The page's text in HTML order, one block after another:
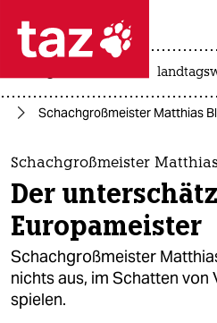
 taz zahl
taz zahl ich
themen
politik
öko
gesellschaft
Schachgroßmeister Matthias
Schachgroßmeister
Der
Europameister
Schachgroßmeister
nichts aus, im Schatten von
spielen.